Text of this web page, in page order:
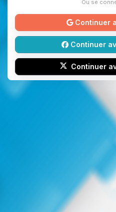
Ou se
Continuer
Continuer
Continuer